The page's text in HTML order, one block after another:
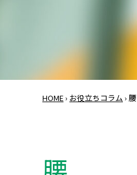
HOME› お役立ちコラム › 腰